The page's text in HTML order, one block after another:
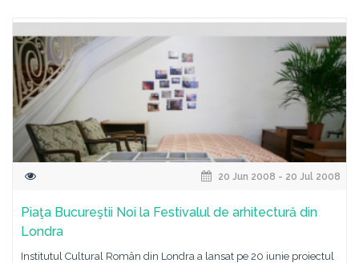
20 Jun 2008 - 20 Jul 2008
Piaţa Bucureştii Noi la Festivalul de arhitectură din
Londra
Institutul Cultural Român din Londra a lansat pe 20 iunie proiectul